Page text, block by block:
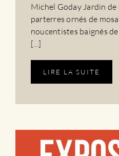
Michel Goday Jardin de
parterres ornés de
noucentistes baignés
[...]
LIRE LA SUITE